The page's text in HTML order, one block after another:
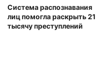
Система распознавания
лиц помогла раскрыть 21
тысячу преступлений